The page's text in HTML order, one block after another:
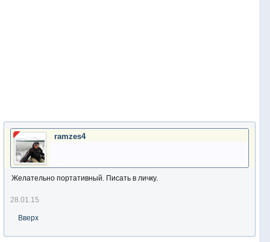
ramzes4
Желательно портативный. Писать в личку.
28.01.15
Вверх